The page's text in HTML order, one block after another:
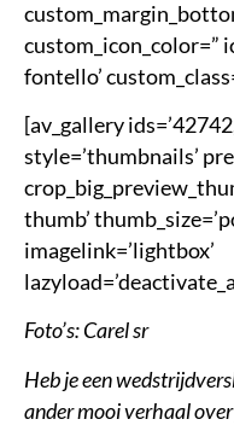
custom_icon_color=”
fontello’
[av_gallery
style=’thumbnails’
thumb’
imagelink=’lightbox’
Foto’s: Carel sr
Heb je een
ander mooi verhaal